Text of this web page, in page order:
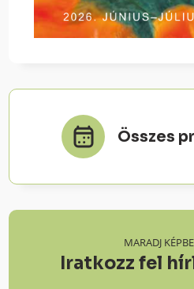
Összes
MARADJ
Iratkozz fel